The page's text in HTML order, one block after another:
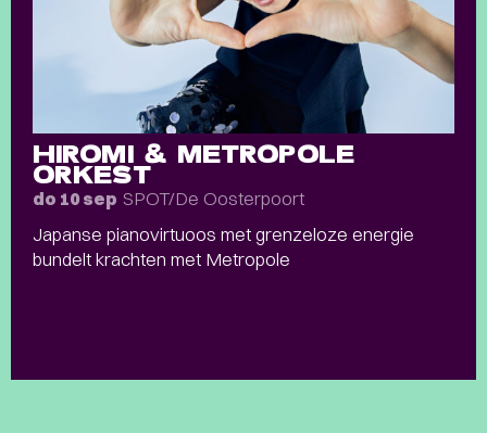
HIROMI & METROPOLE
ORKEST
do 10 sep SPOT/De Oosterpoort
Japanse pianovirtuoos met grenzeloze energie
bundelt krachten met Metropole